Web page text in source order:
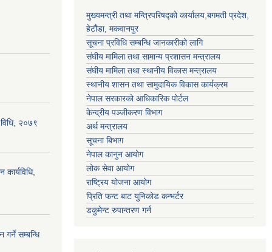
विधि, २०७९
गर्ने सम्बन्धि
मुख्यमन्त्री तथा मन्त्रिपरिषद्को कार्यालय,बगमती प्रदेश,
हेटौंडा, मकवानपुर
सूचना प्रविधि सम्बन्धि जानकारीको लागि
संघीय मामिला तथा सामान्य प्रशासन मन्त्रालय
संघीय मामिला तथा स्थानीय विकास मन्त्रालय
स्थानीय शासन तथा सामुदायिक विकास कार्यक्रम
नेपाल सरकारको आधिकारिक पोर्टल
केन्द्रीय पञ्जीकरण विभाग
अर्थ मन्त्रालय
सूचना बिभाग
नेपाल कानुन आयोग
लोक सेवा आयोग
राष्ट्रिय योजना आयोग
प्रिति फन्ट बाट युनिकोड कन्भर्टर
डकुमेन्ट रुपान्तरण गर्न